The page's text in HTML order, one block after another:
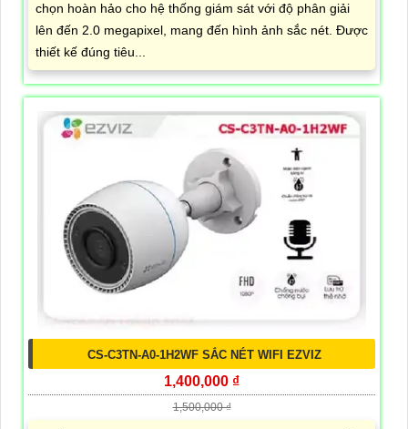
chọn hoàn hảo cho hệ thống giám sát với độ phân giải
lên đến 2.0 megapixel, mang đến hình ảnh sắc nét. Được
thiết kế đúng tiêu...
CS-C3TN-A0-1H2WF SẮC NÉT WIFI EZVIZ
1,400,000 ₫
1,500,000 ₫